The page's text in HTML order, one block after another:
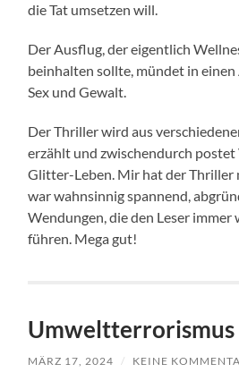
die Tat umsetzen will.
Der Ausflug, der eigentlich
beinhalten sollte, mündet in
Sex und Gewalt.
Der Thriller wird aus
erzählt und zwischendurch
Glitter-Leben. Mir hat der Thriller
war wahnsinnig spannend,
Wendungen, die den Leser
führen. Mega gut!
Umweltterrorismus
MÄRZ 17, 2024 / KEINE